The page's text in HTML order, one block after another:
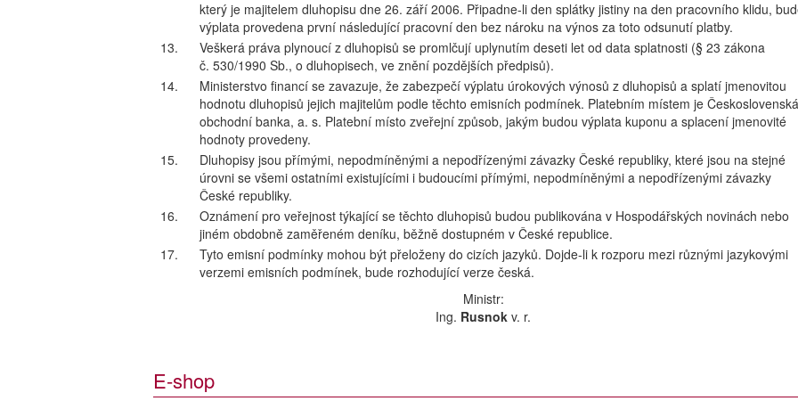
který je majitelem dluhopisu dne 26. září 2006. Připadne-li den splátky jistiny na den pracovního klidu,
výplata provedena první následující pracovní den bez nároku na výnos za toto odsunutí platby.
13.
Veškerá práva plynoucí z dluhopisů se promlčují uplynutím deseti let od data splatnosti (§ 23 zákona
č. 530/1990 Sb., o dluhopisech, ve znění pozdějších předpisů).
14.
Ministerstvo financí se zavazuje, že zabezpečí výplatu úrokových výnosů z dluhopisů a splatí jmenovitou
hodnotu dluhopisů jejich majitelům podle těchto emisních podmínek. Platebním místem je Československá
obchodní banka, a. s. Platební místo zveřejní způsob, jakým budou výplata kuponu a splacení jmenovité
hodnoty provedeny.
15.
Dluhopisy jsou přímými, nepodmíněnými a nepodřízenými závazky České republiky, které jsou na stejné
úrovni se všemi ostatními existujícími i budoucími přímými, nepodmíněnými a nepodřízenými závazky
České republiky.
16.
Oznámení pro veřejnost týkající se těchto dluhopisů budou publikována v Hospodářských novinách nebo
jiném obdobně zaměřeném deníku, běžně dostupném v České republice.
17.
Tyto emisní podmínky mohou být přeloženy do cizích jazyků. Dojde-li k rozporu mezi různými jazykovými
verzemi emisních podmínek, bude rozhodující verze česká.
Ministr:
Ing. Rusnok v. r.
E-shop